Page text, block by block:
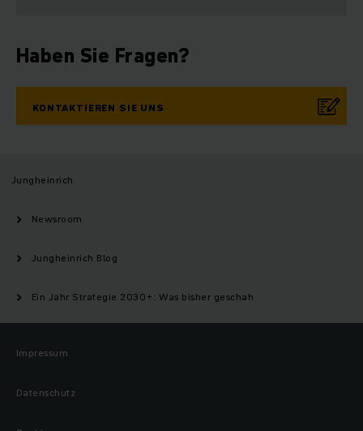
Haben Sie Fragen?
KONTAKTIEREN SIE UNS
Jungheinrich
Newsroom
Jungheinrich Blog
Ein Jahr Strategie 2030+: Was bisher geschah
Impressum
Datenschutz